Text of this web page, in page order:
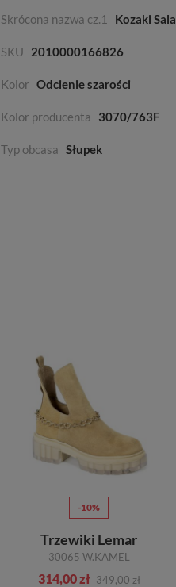
Skrócona nazwa cz.1 Kozaki Sala
SKU 2010000166826
Kolor Odcienie szarości
Kolor producenta 3070/763F
Typ obcasa Słupek
-10%
Trzewiki Lemar
30065 W.KAMEL
314,00 zł 349,00 zł